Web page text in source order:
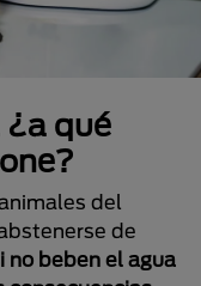
¿a qué
del
de
no beben el agua